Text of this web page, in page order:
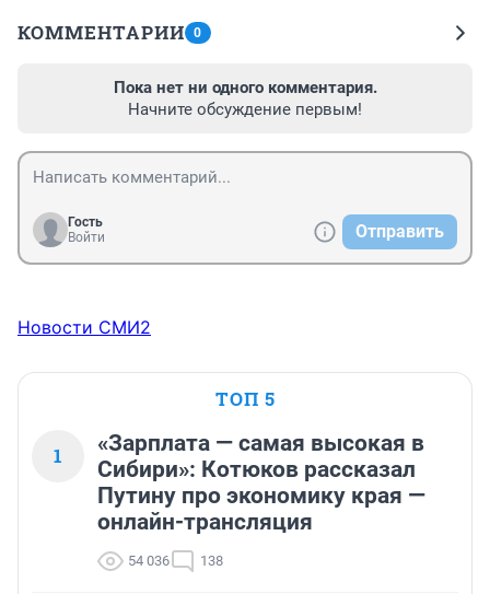
КОММЕНТАРИИ 0
Пока нет ни одного комментария.
Начните обсуждение первым!
Гость
Войти
Отправить
Новости СМИ2
ТОП 5
1
«Зарплата — самая высокая в
Сибири»: Котюков рассказал
Путину про экономику края —
онлайн-трансляция
54 036 138